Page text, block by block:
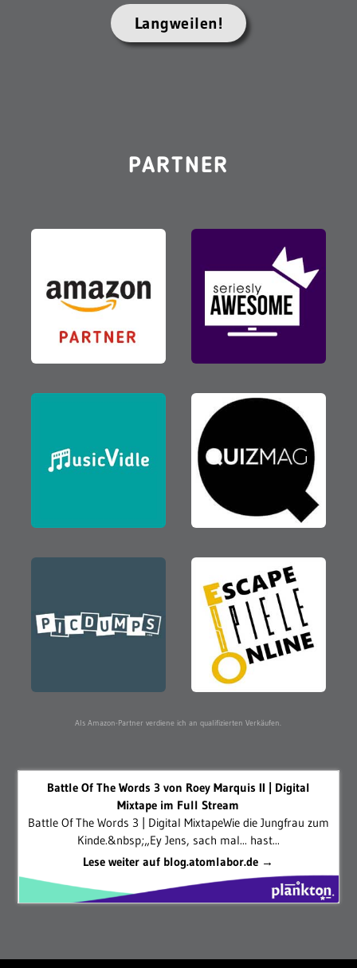
Langweilen!
PARTNER
Als Amazon-Partner verdiene ich an qualifizierten Verkäufen.
Battle Of The Words 3 von Roey Marquis II | Digital
Mixtape im Full Stream
Battle Of The Words 3 | Digital MixtapeWie die Jungfrau zum
Kinde.&nbsp;„Ey Jens, sach mal... hast...
Lese weiter auf blog.atomlabor.de →